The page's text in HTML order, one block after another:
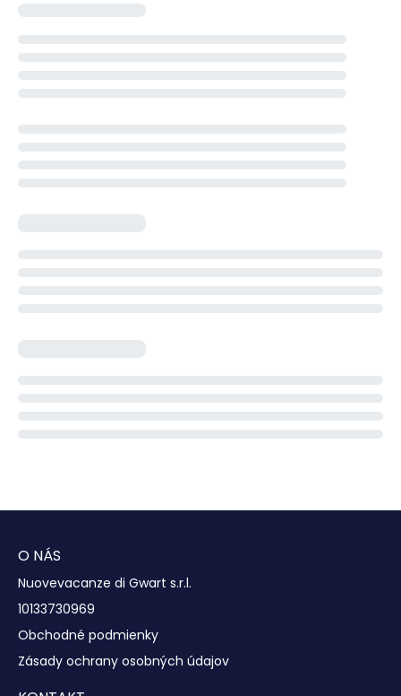
O NÁS
Nuovevacanze di Gwart s.r.l.
10133730969
Obchodné podmienky
Zásady ochrany osobných údajov